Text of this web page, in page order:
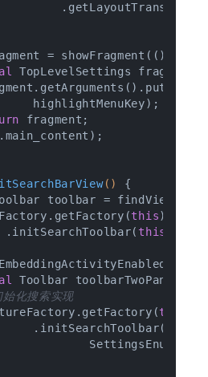
= showFragment(() -> {
TopLevelSettings fragment
highlightMenuKey);
fragment;
()
{
toolbar =
this
this
{
Toolbar
化搜索实现
this
.initSearchToolbar(